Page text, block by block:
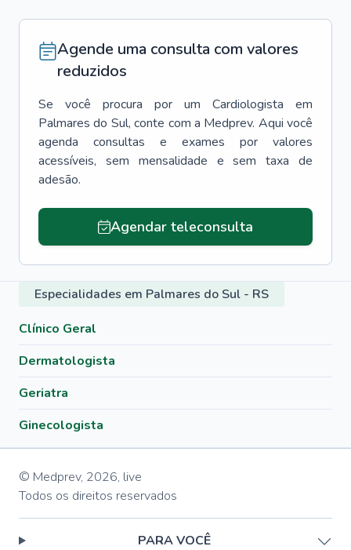
Agende uma consulta com valores
reduzidos
Se você procura por um Cardiologista
em
Palmares do Sul, conte com a Medprev. Aqui você
agenda consultas e exames por valores
acessíveis, sem mensalidade e sem taxa de
adesão.
Agendar teleconsulta
Especialidades em Palmares do Sul - RS
Clínico Geral
Dermatologista
Geriatra
Ginecologista
© Medprev, 2026, live
Todos os direitos reservados
PARA VOCÊ